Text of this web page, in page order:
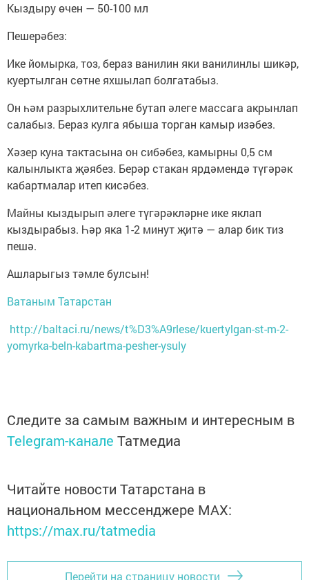
Кыздыру өчен — 50-100 мл
Пешерәбез:
Ике йомырка, тоз, бераз ванилин яки ванилинлы шикәр,
куертылган сөтне яхшылап болгатабыз.
Он һәм разрыхлительне бутап әлеге массага акрынлап
салабыз. Бераз кулга ябыша торган камыр изәбез.
Хәзер куна тактасына он сибәбез, камырны 0,5 см
калынлыкта җәябез. Берәр стакан ярдәмендә түгәрәк
кабартмалар итеп кисәбез.
Майны кыздырып әлеге түгәрәкләрне ике яклап
кыздырабыз. Һәр яка 1-2 минут җитә — алар бик тиз
пешә.
Ашларыгыз тәмле булсын!
Ватаным Татарстан
http://baltaci.ru/news/t%D3%A9rlese/kuertylgan-st-m-2-
yomyrka-beln-kabartma-pesher-ysuly
Следите за самым важным и интересным в
Telegram-канале Татмедиа
Читайте новости Татарстана в
национальном мессенджере MАХ:
https://max.ru/tatmedia
Перейти на страницу новости